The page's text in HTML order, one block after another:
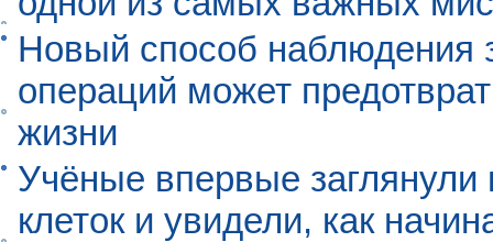
Новый способ наблюдения
операций может
жизни
Учёные впервые
клеток и увидели, как